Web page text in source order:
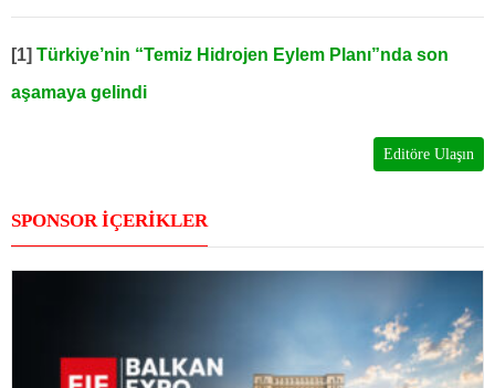
[1] Türkiye’nin “Temiz Hidrojen Eylem Planı”nda son
aşamaya gelindi
Editöre Ulaşın
SPONSOR İÇERİKLER